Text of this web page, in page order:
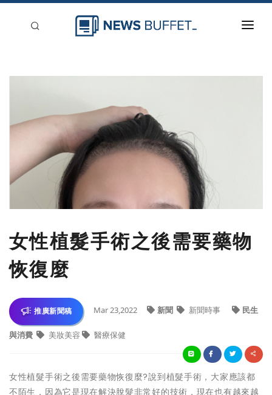
女性植髮手術之後需要藥物
恢復麼
推廣新聞稿 Mar 23,2022 新聞 新聞時事 民生
與消費 美妝美容 醫療保健
女性植髮手術之後需要藥物恢復麼?說到植髮手術，大家應該都
不陌生，因為它是現在解決脫髮非常好的技術，現在也有越來越